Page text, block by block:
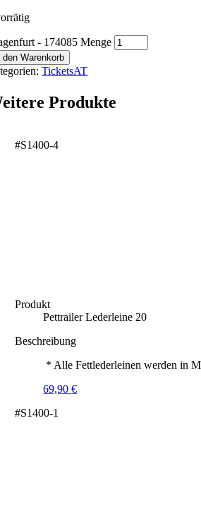
- 174085 Menge
den Warenkorb
TicketsAT
Produkte
#S1400-4
Produkt
Pettrailer Lederleine 20
Beschreibung
* Alle Fettlederleinen werden in
69,90€
#S1400-1